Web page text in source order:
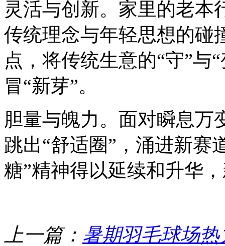
灵活与创新。家里的老本
传统理念与年轻思想的碰
点，将传统生意的“守”与
冒“新芽”。
胆量与魄力。面对瞬息万
跳出“舒适圈”，涌进新赛
糖”精神得以延续和升华
上一篇： 暑期羽毛球场